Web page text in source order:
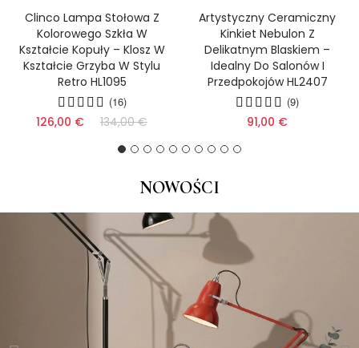
Clinco Lampa Stołowa Z
Kolorowego Szkła W
Kształcie Kopuły – Klosz W
Kształcie Grzyba W Stylu
Retro HL1095
(16)
126,00 € 134,00 €
Artystyczny Ceramiczny
Kinkiet Nebulon Z
Delikatnym Blaskiem –
Idealny Do Salonów I
Przedpokojów HL2407
(9)
91,00 €
NOWOŚCI